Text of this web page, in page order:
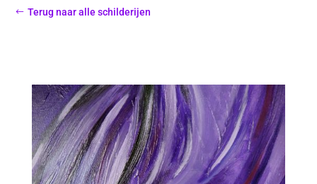
Terug naar alle schilderijen